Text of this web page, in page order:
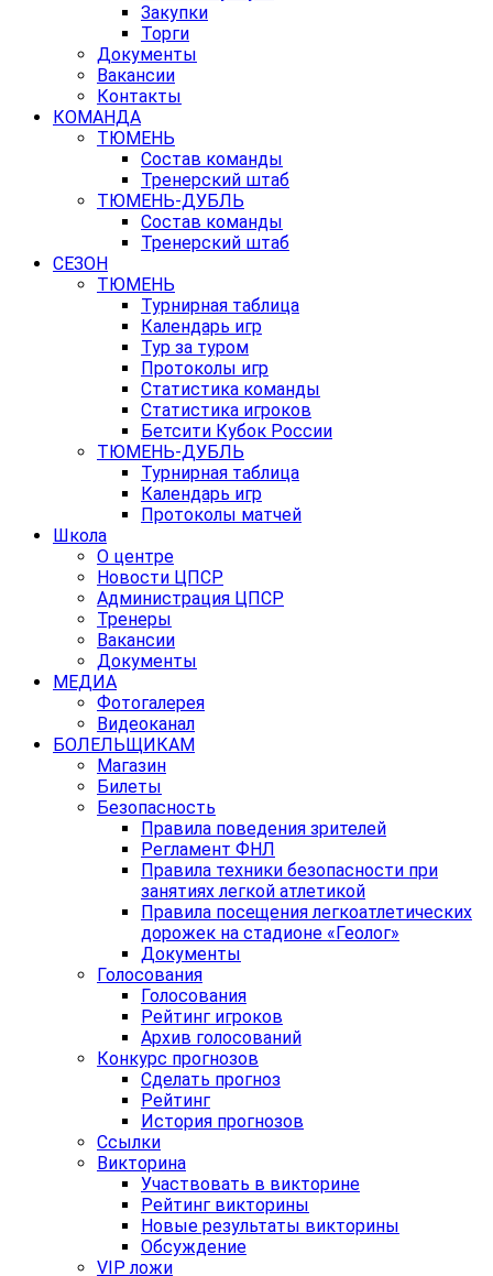
Закупки
Торги
Документы
Вакансии
Контакты
КОМАНДА
ТЮМЕНЬ
Состав команды
Тренерский штаб
ТЮМЕНЬ-ДУБЛЬ
Состав команды
Тренерский штаб
СЕЗОН
ТЮМЕНЬ
Турнирная таблица
Календарь игр
Тур за туром
Протоколы игр
Статистика команды
Статистика игроков
Бетсити Кубок России
ТЮМЕНЬ-ДУБЛЬ
Турнирная таблица
Календарь игр
Протоколы матчей
Школа
О центре
Новости ЦПСР
Администрация ЦПСР
Тренеры
Вакансии
Документы
МЕДИА
Фотогалерея
Видеоканал
БОЛЕЛЬЩИКАМ
Магазин
Билеты
Безопасность
Правила поведения зрителей
Регламент ФНЛ
Правила техники безопасности при
занятиях легкой атлетикой
Правила посещения легкоатлетических
дорожек на стадионе «Геолог»
Документы
Голосования
Голосования
Рейтинг игроков
Архив голосований
Конкурс прогнозов
Сделать прогноз
Рейтинг
История прогнозов
Ссылки
Викторина
Участвовать в викторине
Рейтинг викторины
Новые результаты викторины
Обсуждение
VIP ложи